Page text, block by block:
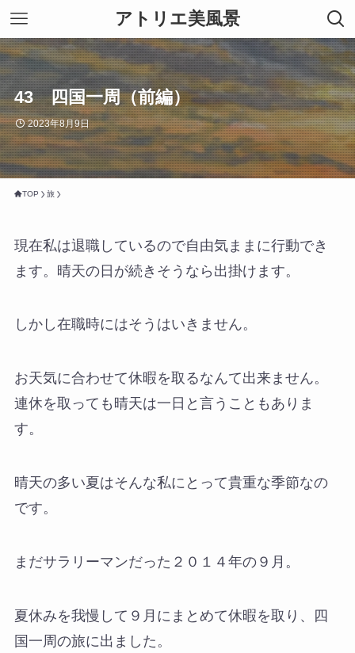
アトリエ美風景
43 四国一周（前編）
2023年8月9日
TOP 旅
現在私は退職しているので自由気ままに行動でき
ます。晴天の日が続きそうなら出掛けます。
しかし在職時にはそうはいきません。
お天気に合わせて休暇を取るなんて出来ません。
連休を取っても晴天は一日と言うこともありま
す。
晴天の多い夏はそんな私にとって貴重な季節なの
です。
まだサラリーマンだった２０１４年の９月。
夏休みを我慢して９月にまとめて休暇を取り、四
国一周の旅に出ました。